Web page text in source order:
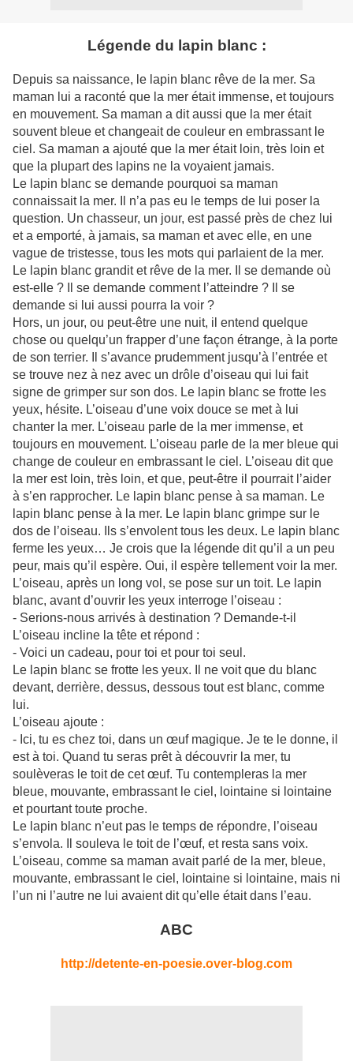
Légende du lapin blanc :
Depuis sa naissance, le lapin blanc rêve de la mer. Sa
maman lui a raconté que la mer était immense, et toujours
en mouvement. Sa maman a dit aussi que la mer était
souvent bleue et changeait de couleur en embrassant le
ciel. Sa maman a ajouté que la mer était loin, très loin et
que la plupart des lapins ne la voyaient jamais.
Le lapin blanc se demande pourquoi sa maman
connaissait la mer. Il n’a pas eu le temps de lui poser la
question. Un chasseur, un jour, est passé près de chez lui
et a emporté, à jamais, sa maman et avec elle, en une
vague de tristesse, tous les mots qui parlaient de la mer.
Le lapin blanc grandit et rêve de la mer. Il se demande où
est-elle ? Il se demande comment l’atteindre ? Il se
demande si lui aussi pourra la voir ?
Hors, un jour, ou peut-être une nuit, il entend quelque
chose ou quelqu’un frapper d’une façon étrange, à la porte
de son terrier. Il s’avance prudemment jusqu’à l’entrée et
se trouve nez à nez avec un drôle d’oiseau qui lui fait
signe de grimper sur son dos. Le lapin blanc se frotte les
yeux, hésite. L’oiseau d’une voix douce se met à lui
chanter la mer. L’oiseau parle de la mer immense, et
toujours en mouvement. L’oiseau parle de la mer bleue qui
change de couleur en embrassant le ciel. L’oiseau dit que
la mer est loin, très loin, et que, peut-être il pourrait l’aider
à s’en rapprocher. Le lapin blanc pense à sa maman. Le
lapin blanc pense à la mer. Le lapin blanc grimpe sur le
dos de l’oiseau. Ils s’envolent tous les deux. Le lapin blanc
ferme les yeux… Je crois que la légende dit qu’il a un peu
peur, mais qu’il espère. Oui, il espère tellement voir la mer.
L’oiseau, après un long vol, se pose sur un toit. Le lapin
blanc, avant d’ouvrir les yeux interroge l’oiseau :
- Serions-nous arrivés à destination ? Demande-t-il
L’oiseau incline la tête et répond :
- Voici un cadeau, pour toi et pour toi seul.
Le lapin blanc se frotte les yeux. Il ne voit que du blanc
devant, derrière, dessus, dessous tout est blanc, comme
lui.
L’oiseau ajoute :
- Ici, tu es chez toi, dans un œuf magique. Je te le donne, il
est à toi. Quand tu seras prêt à découvrir la mer, tu
soulèveras le toit de cet œuf. Tu contempleras la mer
bleue, mouvante, embrassant le ciel, lointaine si lointaine
et pourtant toute proche.
Le lapin blanc n’eut pas le temps de répondre, l’oiseau
s’envola. Il souleva le toit de l’œuf, et resta sans voix.
L’oiseau, comme sa maman avait parlé de la mer, bleue,
mouvante, embrassant le ciel, lointaine si lointaine, mais ni
l’un ni l’autre ne lui avaient dit qu’elle était dans l’eau.
ABC
http://detente-en-poesie.over-blog.com